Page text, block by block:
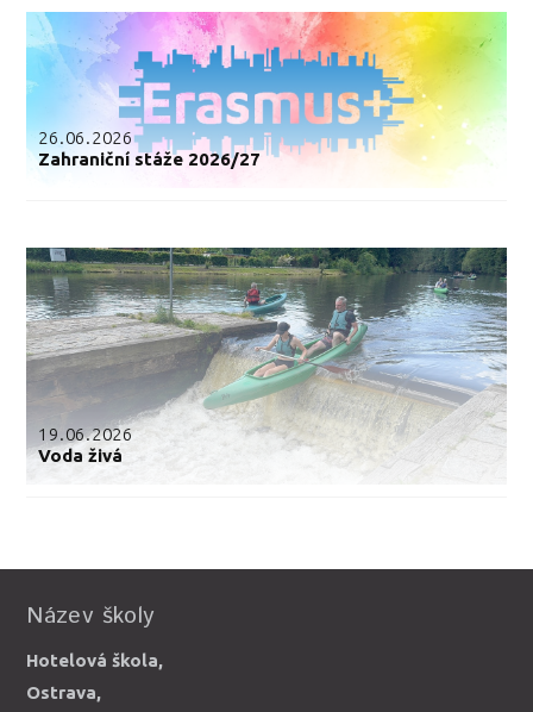
26.06.2026
Zahraniční stáže 2026/27
19.06.2026
Voda živá
Název školy
Hotelová škola,
Ostrava,